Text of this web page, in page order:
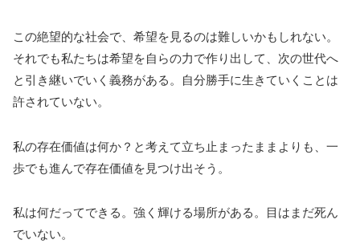
この絶望的な社会で、希望を見るのは難しいかもしれない。
それでも私たちは希望を自らの力で作り出して、次の世代へ
と引き継いでいく義務がある。自分勝手に生きていくことは
許されていない。
私の存在価値は何か？と考えて立ち止まったままよりも、一
歩でも進んで存在価値を見つけ出そう。
私は何だってできる。強く輝ける場所がある。目はまだ死ん
でいない。